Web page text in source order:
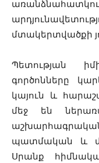
մտակերտվածքի
Պետության
գործոնները
կայուն և
մեջ են
պատմական և
Սրանք